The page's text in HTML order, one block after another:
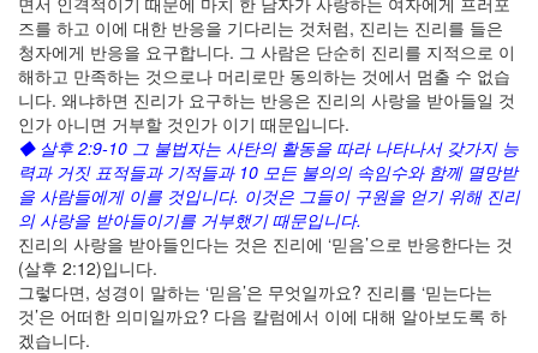
즈를 하고 이에 대한 반응을 기다리는 것처럼, 진리는 진리를 들은
청자에게 반응을 요구합니다. 그 사람은 단순히 진리를 지적으로 이
해하고 만족하는 것으로나 머리로만 동의하는 것에서 멈출 수 없습
니다. 왜냐하면 진리가 요구하는 반응은 진리의 사랑을 받아들일 것
인가 아니면 거부할 것인가 이기 때문입니다.
◆ 살후 2:9-10 그 불법자는 사탄의 활동을 따라 나타나서 갖가지 능
력과 거짓 표적들과 기적들과 10 모든 불의의 속임수와 함께 멸망받
을 사람들에게 이를 것입니다. 이것은 그들이 구원을 얻기 위해 진리
의 사랑을 받아들이기를 거부했기 때문입니다.
진리의 사랑을 받아들인다는 것은 진리에 ‘믿음’으로 반응한다는 것
(살후 2:12)입니다.
그렇다면, 성경이 말하는 ‘믿음’은 무엇일까요? 진리를 ‘믿는다는
것’은 어떠한 의미일까요? 다음 칼럼에서 이에 대해 알아보도록 하
겠습니다.